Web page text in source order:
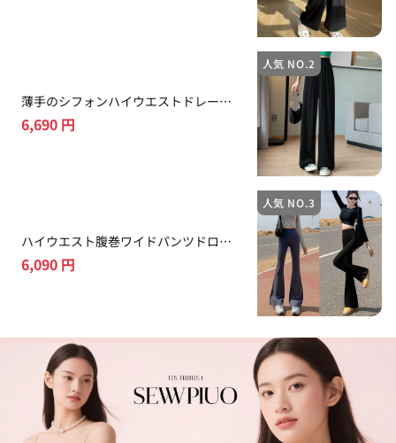
人気 NO.2
薄手のシフォンハイウエストドレープ
感ゆったりストレートパンツ
6,690 円
人気 NO.3
ハイウエスト腹巻ワイドパンツドロッ
プ感ロングパンツ
6,090 円